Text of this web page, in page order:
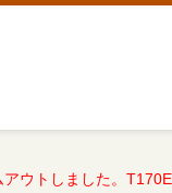
ウトしました。